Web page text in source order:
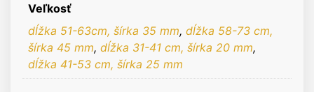
Veľkosť
dĺžka 51-63cm, šírka 35 mm, dĺžka 58-73 cm,
šírka 45 mm, dĺžka 31-41 cm, šírka 20 mm,
dĺžka 41-53 cm, šírka 25 mm